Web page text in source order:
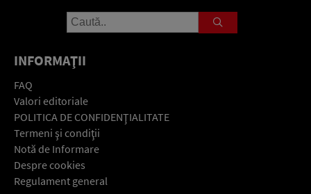
INFORMAŢII
FAQ
Valori editoriale
POLITICA DE CONFIDENŢIALITATE
Termeni şi condiţii
Notă de Informare
Despre cookies
Regulament general